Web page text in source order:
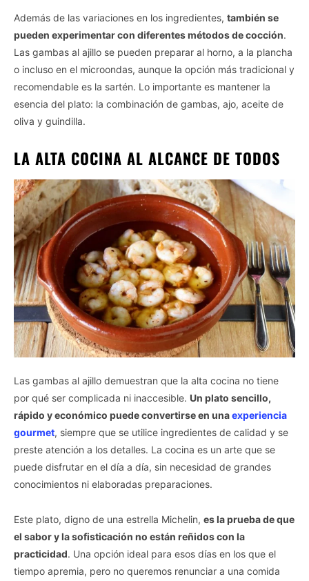
Además de las variaciones en los ingredientes, también se
pueden experimentar con diferentes métodos de cocción.
Las gambas al ajillo se pueden preparar al horno, a la plancha
o incluso en el microondas, aunque la opción más tradicional y
recomendable es la sartén. Lo importante es mantener la
esencia del plato: la combinación de gambas, ajo, aceite de
oliva y guindilla.
LA ALTA COCINA AL ALCANCE DE TODOS
Las gambas al ajillo demuestran que la alta cocina no tiene
por qué ser complicada ni inaccesible. Un plato sencillo,
rápido y económico puede convertirse en unaexperiencia
gourmet, siempre que se utilice ingredientes de calidad y se
preste atención a los detalles. La cocina es un arte que se
puede disfrutar en el día a día, sin necesidad de grandes
conocimientos ni elaboradas preparaciones.
Este plato, digno de una estrella Michelin, es la prueba de que
el sabor y la sofisticación no están reñidos con la
practicidad. Una opción ideal para esos días en los que el
tiempo apremia, pero no queremos renunciar a una comida